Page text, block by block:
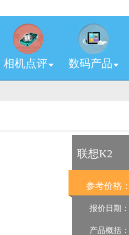
相机点评 数码产品
联想K2
参考价格
报价日期：
产品概括：